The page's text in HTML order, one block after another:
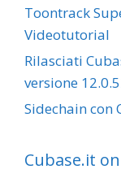
Toontrack
Videotutorial
Rilasciati
versione
Sidechain con
Cubase.it